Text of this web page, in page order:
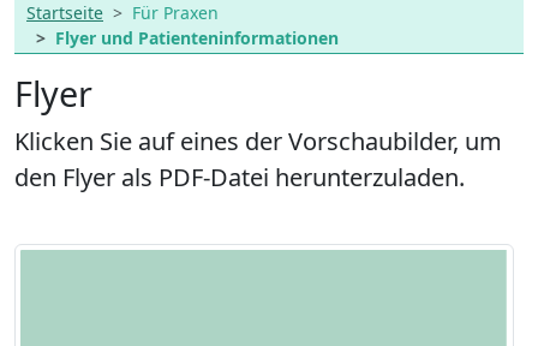
Startseite
Für Praxen
Flyer und Patienteninformationen
Flyer
Klicken Sie auf eines der Vorschaubilder, um
den Flyer als PDF-Datei herunterzuladen.